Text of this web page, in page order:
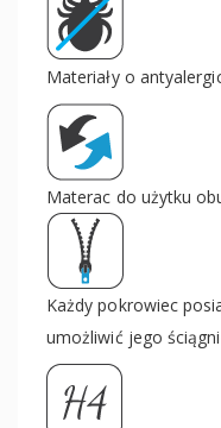
Materiały o
Materac do użytku
Każdy pokrowiec
umożliwić jego